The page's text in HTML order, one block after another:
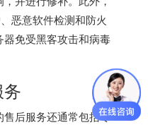
恶意软件检测和防火
免受黑客攻击和病毒
售后服务还通常包括专